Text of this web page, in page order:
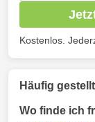
Kostenlos.
Häufig
Wo finde ich